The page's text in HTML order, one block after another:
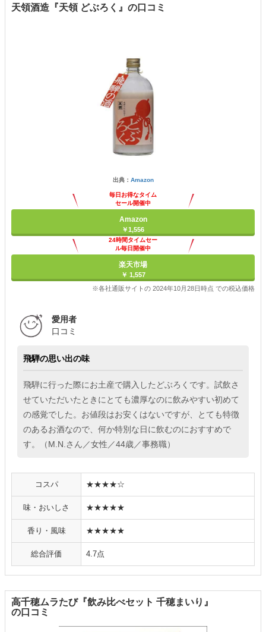
天領酒造『天領 どぶろく』の口コミ
出典： Amazon
毎日お得なタイム
セール開催中
Amazon
￥1,556
24時間タイムセー
ル毎日開催中
楽天市場
￥ 1,557
※各社通販サイトの 2024年10月28日時点 での税込価格
愛用者
口コミ
飛騨の思い出の味
飛騨に行った際にお土産で購入したどぶろくです。試飲さ
せていただいたときにとても濃厚なのに飲みやすい初めて
の感覚でした。お値段はお安くはないですが、とても特徴
のあるお酒なので、何か特別な日に飲むのにおすすめで
す。（M.N.さん／女性／44歳／事務職）
コスパ ★★★★☆
味・おいしさ ★★★★★
香り・風味 ★★★★★
総合評価 4.7点
高千穂ムラたび『飲み比べセット 千穂まいり』
の口コミ